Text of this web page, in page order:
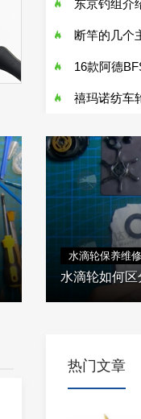
路达人路
东京钓组介
断竿的几个
16款阿德
禧玛诺纺车
水滴轮保养维修
水滴轮如何区
热门文章